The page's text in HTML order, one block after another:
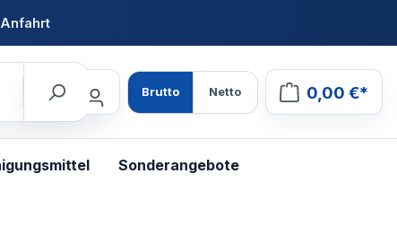
Brutto Netto 0,00 €*
Sonderangebote